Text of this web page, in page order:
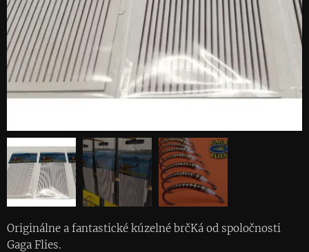
Originálne a fantastické kúzelné brčKá od spoločnosti
Gaga Flies.